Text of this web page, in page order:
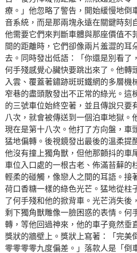
療。」他忽略了警告，開始緩慢地倒
音系統，而是那兩塊永遠在關鍵時刻
他需要它們來判斷車體與那座價值不
間的距離時，它們卻像兩片羞澀的耳
去。同時發出低語：「你還是別看了
何手殘感覺心臟快要跳出來了。他轉
入雲、覆蓋著鏽跡斑斑鐵網的多層機
窄巷的盡頭散發出不正常的綠光。這
的三號車位始終空著，並且傳說只要
八次，就會被傳送到一個泊車地獄。
現在是第十八次。他打了方向盤，車
猛地偏轉。後視鏡發出最後的溫柔提
他沒有撞上獨角獸，但他那顫抖的車
車位入口處的一根古老、佈滿苔蘚的
輕柔的碰觸，像戀人之間的耳語。接
荷口香糖一樣的綠色光芒。猛地從柱
了何手殘和他的掀背車。光芒消失後
剩下獨角獸雕像一臉困惑的表情。何
轉，等他回過神來，他的車子竟然垂
獎狀的牆壁上。獎狀上寫著：「完
零零零零九度偏差。」落款人是「倒